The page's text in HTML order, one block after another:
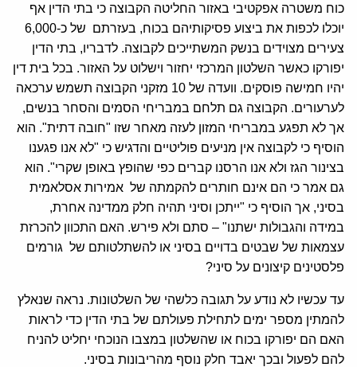
כוח משטרה אפקטיבי באזור החליטה הקבוצה כי בתי הדין אף
יוכלו לכפות את ביצוע פסיקותיהם בכוח, בעזרתם של כ-6,000
צעירים מצוידים בנשק המשתייכים לקבוצה. לדבריו, בתי הדין
יפורקו כאשר השלטון המרכזי יחזור וישלוט על האזור. בכל בית דין
יהיו חמישה פוסקים. וועדה של 10 מזקני הקבוצה תשמש ערכאה
לערעורים. הקבוצה גם תלחם במבריחי הסמים והסחר בנשים,
אך לא תפגע במבריחי המזון לעזה מאחר שזו "חובה דתית". הוא
הוסיף כי לקבוצה אין מניעים פוליטיים והדגיש כי "לא אנו פגענו
בצינור הגז ולא אנו הרסנו קברים כפי שהופץ באופן שקרי". הוא
גם אמר כי הם אינם חותרים להקמתה של אמירות אסלאמית
בסיני, אך הוסיף כי "ייתכן וסיני תהיה חלק ממדינה אחרת,
במידה והגבולות ישתנו" – סתם ולא פירש. האם התכוון להכרזת
עצמאות של שבטים בדויים בסיני או להשתלטותם של גורמים
פלסטינים קיצונים על סיני?
עד עכשיו לא נודע על תגובה כלשהי של השלטונות. נראה שנאלץ
להמתין מספר ימים לתחילת פעולתם של בתי הדין כדי לראות
האם הם יפורקו בכוח או שהשלטון במצבו הנוכחי יחליט להניח
להם לפעול ובכך יאבד חלק נוסף מהריבונות בסיני.